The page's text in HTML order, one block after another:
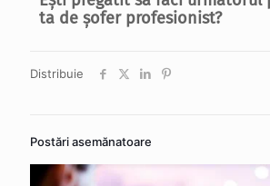
ta de șofer profesionist?
Distribuie
Postări asemănatoare